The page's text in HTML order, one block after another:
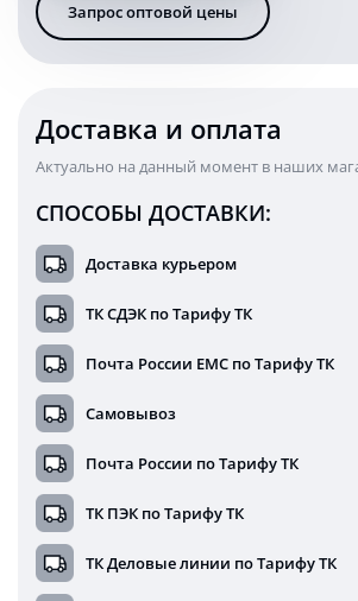
12
Ватт
28
12/24
Вольт
Запрос оптовой цены
Доставка и оплата
Актуально на данный момент в наших
СПОСОБЫ ДОСТАВКИ:
Доставка курьером
ТК СДЭК по Тарифу ТК
Почта России ЕМС по Тарифу ТК
Самовывоз
Почта России по Тарифу ТК
ТК ПЭК по Тарифу ТК
ТК Деловые линии по Тарифу ТК